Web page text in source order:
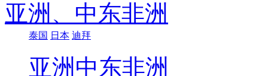
亚洲、 中东非洲
泰国 日本 迪拜
亚洲 中东非洲